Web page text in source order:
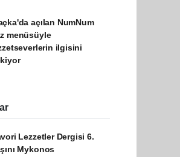
açılan NumNum
menüsüyle
ilgisini
Lezzetler Dergisi 6.
Mykonos